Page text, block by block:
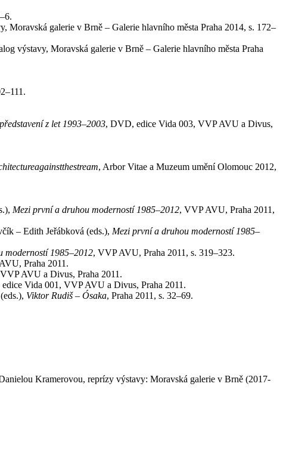
Moravská galerie v Brně – Galerie hlavního města Praha 2014, s. 172–
výstavy, Moravská galerie v Brně – Galerie hlavního města Praha
z let 1993–2003, DVD, edice Vida 003, VVP AVU a Divus,
, Arbor Vitae a Muzeum umění Olomouc 2012,
Mezi první a druhou moderností 1985–2012, VVP AVU, Praha 2011,
– Edith Jeřábková (eds.), Mezi první a druhou moderností 1985–
moderností 1985–2012, VVP AVU, Praha 2011, s. 319–323.
Praha 2011.
AVU a Divus, Praha 2011.
Vida 001, VVP AVU a Divus, Praha 2011.
Viktor Rudiš – Ósaka, Praha 2011, s. 32–69.
Kramerovou, reprízy výstavy: Moravská galerie v Brně (2017-